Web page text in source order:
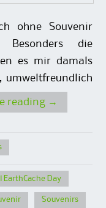
ohne Souvenir
Besonders die
es mir damals
umweltfreundlich
reading →
EarthCache Day
Souvenirs